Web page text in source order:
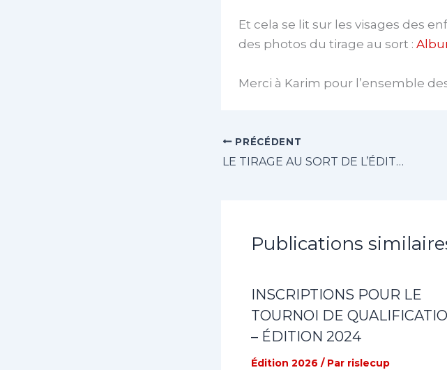
Et cela se lit sur les visages des
des photos du tirage au sort :
Merci à Karim pour l’ensemble
PRÉCÉDENT
LE TIRAGE AU SORT DE L’ÉDITION 2024 A RENDU SON VERDICT
Publications
INSCRIPTIONS POUR LE
TOURNOI DE
– ÉDITION 2024
Édition 2026 / Par rislecup